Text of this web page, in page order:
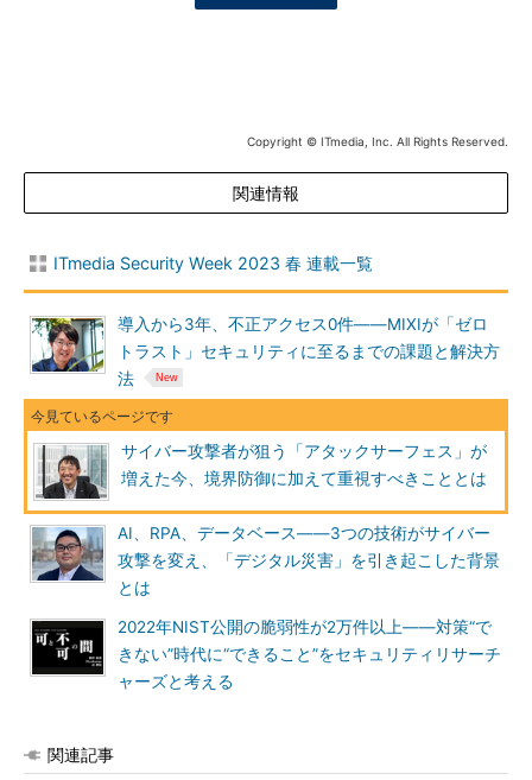
Copyright © ITmedia, Inc. All Rights Reserved.
関連情報
ITmedia Security Week 2023 春 連載一覧
導入から3年、不正アクセス0件――MIXIが「ゼロ
トラスト」セキュリティに至るまでの課題と解決方
法
サイバー攻撃者が狙う「アタックサーフェス」が
増えた今、境界防御に加えて重視すべきこととは
AI、RPA、データベース――3つの技術がサイバー
攻撃を変え、「デジタル災害」を引き起こした背景
とは
2022年NIST公開の脆弱性が2万件以上――対策“で
きない”時代に“できること”をセキュリティリサーチ
ャーズと考える
関連記事